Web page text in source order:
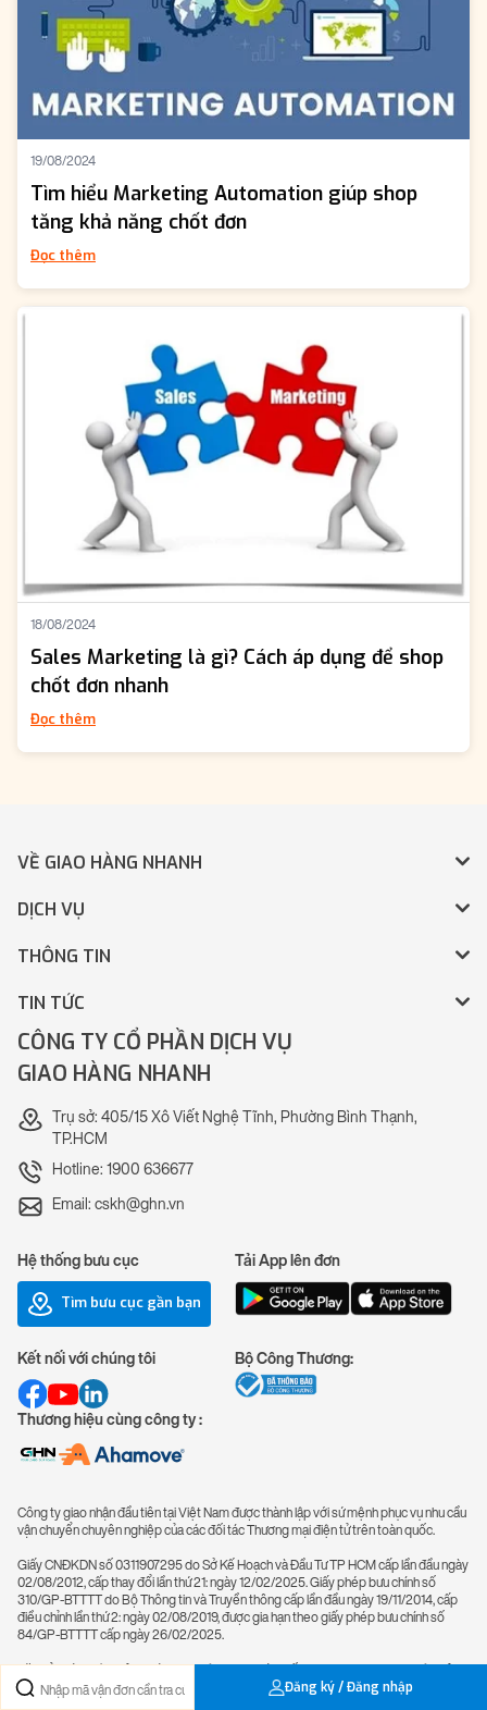
19/08/2024
Tìm hiểu Marketing Automation giúp shop
tăng khả năng chốt đơn
Đọc thêm
18/08/2024
Sales Marketing là gì? Cách áp dụng để shop
chốt đơn nhanh
Đọc thêm
VỀ GIAO HÀNG NHANH
DỊCH VỤ
THÔNG TIN
TIN TỨC
CÔNG TY CỔ PHẦN DỊCH VỤ
GIAO HÀNG NHANH
Trụ sở: 405/15 Xô Viết Nghệ Tĩnh, Phường Bình Thạnh,
TP.HCM
Hotline: 1900 636677
Email: cskh@ghn.vn
Hệ thống bưu cục
Tìm bưu cục gần bạn
Tải App lên đơn
Kết nối với chúng tôi
Thương hiệu cùng công ty :
Bộ Công Thương:
Công ty giao nhận đầu tiên tại Việt Nam được thành lập với sứ mệnh phục vụ nhu cầu
vận chuyển chuyên nghiệp của các đối tác Thương mại điện tử trên toàn quốc.
Giấy CNĐKDN số 0311907295 do Sở Kế Hoạch và Đầu Tư TP HCM cấp lần đầu ngày
02/08/2012, cấp thay đổi lần thứ 21: ngày 12/02/2025. Giấy phép bưu chính số
310/GP-BTTTT do Bộ Thông tin và Truyền thông cấp lần đầu ngày 19/11/2014, cấp
điều chỉnh lần thứ 2: ngày 02/08/2019, được gia hạn theo giấy phép bưu chính số
84/GP-BTTTT cấp ngày 26/02/2025.
Văn bản xác nhận thông báo hoạt động bưu chính số 2438/XN-BTTTT do Bộ Thông
tin và Truyền thông cấp lần đầu ngày 01/02/2013, cấp điều chỉnh lần thứ 2: ngày
Đăng ký / Đăng nhập